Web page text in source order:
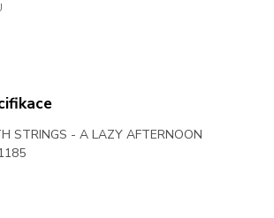
STRINGS - A LAZY AFTERNOON